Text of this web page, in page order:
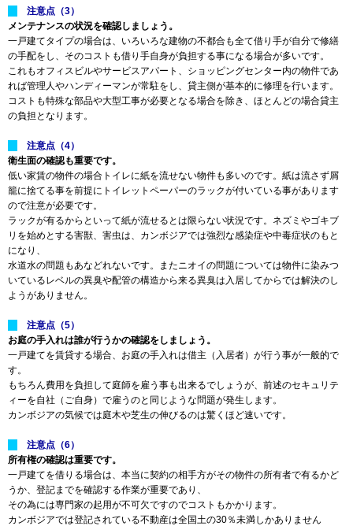
注意点（3）
メンテナンスの状況を確認しましょう。
一戸建てタイプの場合は、いろいろな建物の不都合も全て借り手が自分で修繕
の手配をし、そのコストも借り手自身が負担する事になる場合が多いです。
これもオフィスビルやサービスアパート、ショッピングセンター内の物件であ
れば管理人やハンディーマンが常駐をし、貸主側が基本的に修理を行います。
コストも特殊な部品や大型工事が必要となる場合を除き、ほとんどの場合貸主
の負担となります。
注意点（4）
衛生面の確認も重要です。
低い家賃の物件の場合トイレに紙を流せない物件も多いのです。紙は流さず屑
籠に捨てる事を前提にトイレットペーパーのラックが付いている事があります
ので注意が必要です。
ラックが有るからといって紙が流せるとは限らない状況です。ネズミやゴキブ
リを始めとする害獣、害虫は、カンボジアでは強烈な感染症や中毒症状のもと
になり、
水道水の問題もあなどれないです。またニオイの問題については物件に染みつ
いているレベルの異臭や配管の構造から来る異臭は入居してからでは解決のし
ようがありません。
注意点（5）
お庭の手入れは誰が行うかの確認をしましょう。
一戸建てを賃貸する場合、お庭の手入れは借主（入居者）が行う事が一般的で
す。
もちろん費用を負担して庭師を雇う事も出来るでしょうが、前述のセキュリテ
ィーを自社（ご自身）で雇うのと同じような問題が発生します。
カンボジアの気候では庭木や芝生の伸びるのは驚くほど速いです。
注意点（6）
所有権の確認は重要です。
一戸建てを借りる場合は、本当に契約の相手方がその物件の所有者で有るかど
うか、登記までを確認する作業が重要であり、
その為には専門家の起用が不可欠ですのでコストもかかります。
カンボジアでは登記されている不動産は全国土の30％未満しかありません